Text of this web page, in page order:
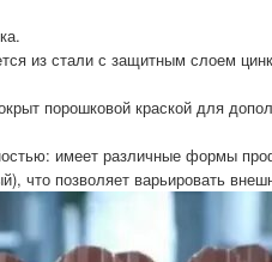
из стали с защитным слоем
порошковой краской для
имеет различные формы
что позволяет варьировать